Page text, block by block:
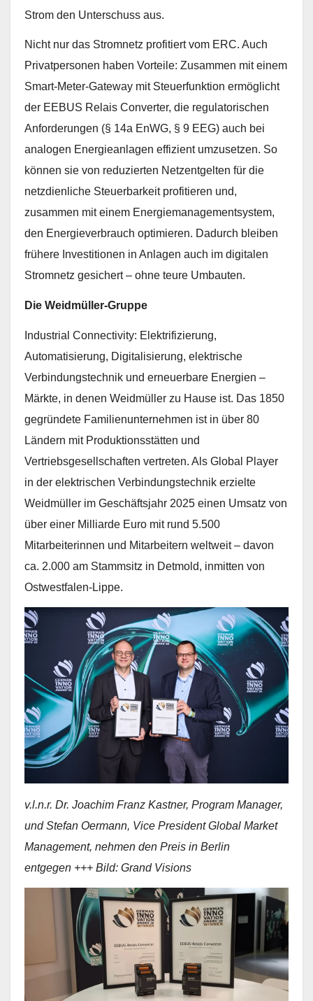
Strom den Unterschuss aus.
Nicht nur das Stromnetz profitiert vom ERC. Auch
Privatpersonen haben Vorteile: Zusammen mit einem
Smart-Meter-Gateway mit Steuerfunktion ermöglicht
der EEBUS Relais Converter, die regulatorischen
Anforderungen (§ 14a EnWG, § 9 EEG) auch bei
analogen Energieanlagen effizient umzusetzen. So
können sie von reduzierten Netzentgelten für die
netzdienliche Steuerbarkeit profitieren und,
zusammen mit einem Energiemanagementsystem,
den Energieverbrauch optimieren. Dadurch bleiben
frühere Investitionen in Anlagen auch im digitalen
Stromnetz gesichert – ohne teure Umbauten.
Die Weidmüller-Gruppe
Industrial Connectivity: Elektrifizierung,
Automatisierung, Digitalisierung, elektrische
Verbindungstechnik und erneuerbare Energien –
Märkte, in denen Weidmüller zu Hause ist. Das 1850
gegründete Familienunternehmen ist in über 80
Ländern mit Produktionsstätten und
Vertriebsgesellschaften vertreten. Als Global Player
in der elektrischen Verbindungstechnik erzielte
Weidmüller im Geschäftsjahr 2025 einen Umsatz von
über einer Milliarde Euro mit rund 5.500
Mitarbeiterinnen und Mitarbeitern weltweit – davon
ca. 2.000 am Stammsitz in Detmold, inmitten von
Ostwestfalen-Lippe.
v.l.n.r. Dr. Joachim Franz Kastner, Program Manager,
und Stefan Oermann, Vice President Global Market
Management, nehmen den Preis in Berlin
entgegen +++ Bild: Grand Visions